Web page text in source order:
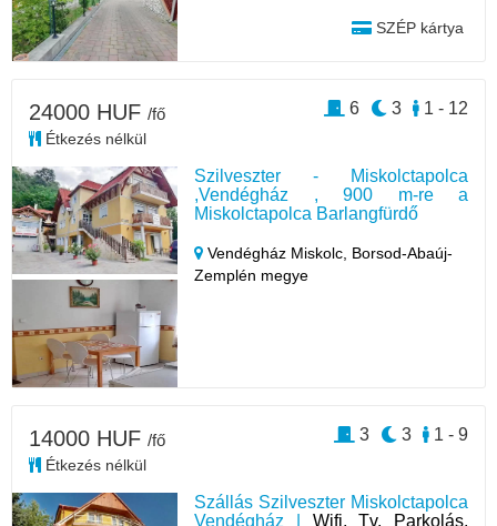
SZÉP kártya
Szilveszter - Miskolctapolca
,Vendégház , 900 m-re a
Miskolctapolca Barlangfürdő
Vendégház Miskolc, Borsod-Abaúj-
Zemplén megye
24000 HUF /fő
Étkezés nélkül
1 - 12
3
6
Szállás Szilveszter Miskolctapolca
Vendégház | Wifi, Tv, Parkolás,
14000 HUF /fő
Étkezés nélkül
1 - 9
3
3